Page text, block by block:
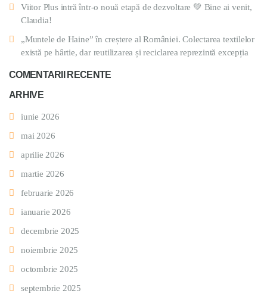
Viitor Plus intră într-o nouă etapă de dezvoltare 💚 Bine ai venit,
Claudia!
„Muntele de Haine” în creștere al României. Colectarea textilelor
există pe hârtie, dar reutilizarea și reciclarea reprezintă excepția
COMENTARII RECENTE
ARHIVE
iunie 2026
mai 2026
aprilie 2026
martie 2026
februarie 2026
ianuarie 2026
decembrie 2025
noiembrie 2025
octombrie 2025
septembrie 2025